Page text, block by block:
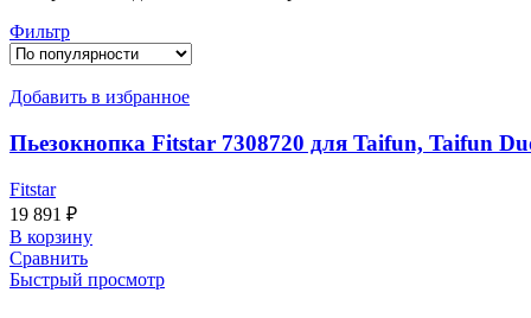
Фильтр
Добавить в избранное
Пьезокнопка Fitstar 7308720 для Taifun, Taifun
Fitstar
19 891 ₽
В корзину
Сравнить
Быстрый просмотр